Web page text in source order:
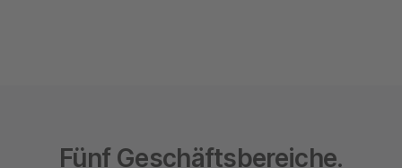
Fünf Geschäftsbereiche.